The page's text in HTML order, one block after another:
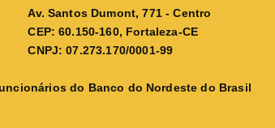
Av. Santos Dumont, 771 - Centro
CEP: 60.150-160, Fortaleza-CE
CNPJ: 07.273.170/0001-99
do Banco do Nordeste do Brasil